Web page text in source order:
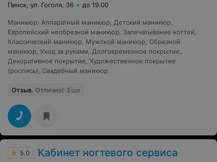
Пинск, ул. Гоголя, 36 до 19:00
Маникюр: Аппаратный маникюр Детский маникюр
Европейский необрезной маникюр
Запечатывание ногтей
Классический маникюр
Мужской маникюр
Обрезной
маникюр
Уход за руками Долговременное покрытие
Декоративное покрытие
Художественное покрытие
(роспись)
Свадебный маникюр
Отзыв. Отлично! Еще
5.0 Кабинет ногтевого сервиса